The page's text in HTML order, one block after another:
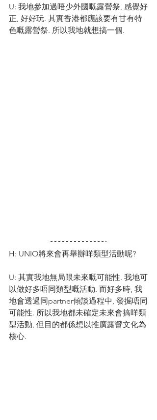
U: 我地參加過唔少外國嘅露營祭, 感覺好
正, 好好玩. 其實香港都應該要有甘有特
色嘅露營祭. 所以我地就想搞一個.
H: UNIO將來會再舉辦咩類型活動呢?
U: 其實我地無局限未來嘅可能性. 我地可
以做好多唔同類型嘅活動. 而好多時, 我
地會透過同partner傾談過程中, 發掘唔同
可能性. 所以我地都未確定未來會搞咩類
型活動, 但目的都係想以推廣露營文化為
核心.